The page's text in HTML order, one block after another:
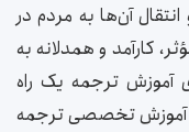
آن‌ها به مردم در
کارآمد و همدلانه به
آموزش ترجمه یک راه
آموزش تخصصی ترجمه